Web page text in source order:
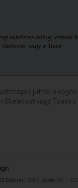
tökéletes dolog, viszont
vagy a Toast.
juttok a
Skeletont vagy Toast-t
Dátum:
2017. április 09. -